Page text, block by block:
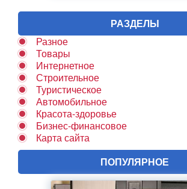
РАЗДЕЛЫ
Разное
Товары
Интернетное
Строительное
Туристическое
Автомобильное
Красота-здоровье
Бизнес-финансовое
Карта сайта
ПОПУЛЯРНОЕ